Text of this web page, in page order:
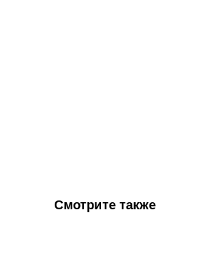
Смотрите также